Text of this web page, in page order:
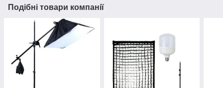
Подібні товари компанії